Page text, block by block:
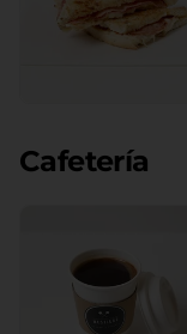
Cafetería